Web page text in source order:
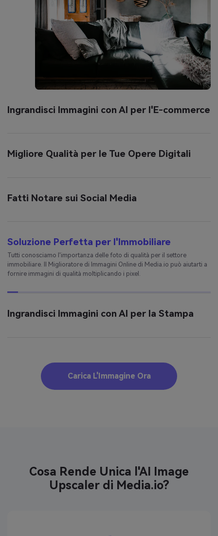
Ingrandisci Immagini con AI per l'E-commerce
Migliore Qualità per le Tue Opere Digitali
Fatti Notare sui Social Media
Soluzione Perfetta per l'Immobiliare
Tutti conosciamo l'importanza delle foto di qualità per il settore
immobiliare. Il Miglioratore di Immagini Online di Media.io può aiutarti a
fornire immagini di qualità moltiplicando i pixel.
Ingrandisci Immagini con AI per la Stampa
Carica L'Immagine Ora
Cosa Rende Unica l'AI Image
Upscaler di Media.io?